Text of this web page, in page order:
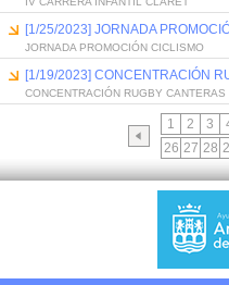
[1/25/2023] JORNADA
JORNADA PROMOCIÓN CICLISMO
[1/19/2023] CONCENTRACIÓN
CONCENTRACIÓN RUGBY
1 2 3
26 27 28